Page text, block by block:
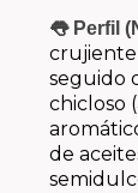
👅 Perfil
seguido
chicloso
de